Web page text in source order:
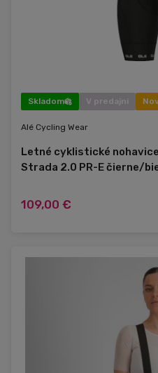
Skladom V predajni
Alé Cycling Wear
Letné cyklistické
Strada 2.0 PR-E čierne/
109,00 €